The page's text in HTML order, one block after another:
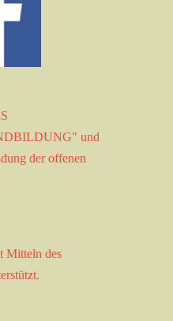
und
der offenen
Mitteln des